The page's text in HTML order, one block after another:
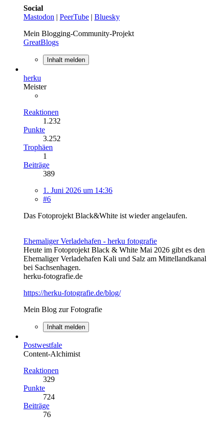
Social
Mastodon | PeerTube | Bluesky
Mein Blogging-Community-Projekt
GreatBlogs
Inhalt melden
herku
Meister
Reaktionen
1.232
Punkte
3.252
Trophäen
1
Beiträge
389
1. Juni 2026 um 14:36
#6
Das Fotoprojekt Black&White ist wieder angelaufen.
Ehemaliger Verladehafen - herku fotografie
Heute im Fotoprojekt Black & White Mai 2026 gibt es den
Ehemaliger Verladehafen Kali und Salz am Mittellandkanal
bei Sachsenhagen.
herku-fotografie.de
https://herku-fotografie.de/blog/
Mein Blog zur Fotografie
Inhalt melden
Postwestfale
Content-Alchimist
Reaktionen
329
Punkte
724
Beiträge
76